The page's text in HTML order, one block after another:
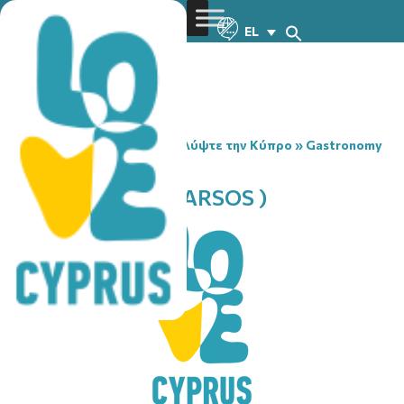
EL
You are here:Home» Ανακαλύψτε την Κύπρο » Gastronomy
» AGORA TAVERN ( ARSOS )
AGORA TAVERN ( ARSOS )